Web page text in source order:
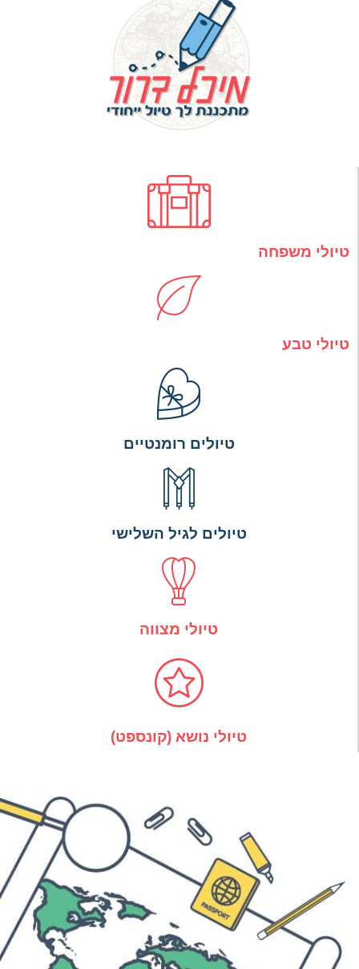
טיולי משפחה
טיולי טבע
טיולים רומנטיים
טיולים לגיל השלישי
טיולי מצווה
טיולי נושא (קונספט)